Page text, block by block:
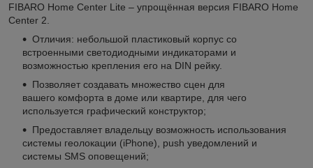
FIBARO Home Center Lite – упрощённая версия FIBARO Home
Center 2.
Отличия: небольшой пластиковый корпус со
встроенными светодиодными индикаторами и
возможностью крепления его на DIN рейку.
Позволяет создавать множество сцен для
вашего комфорта в доме или квартире, для чего
используется графический конструктор;
Предоставляет владельцу возможность использования
системы геолокации (iPhonе), push уведомлений и
системы SMS оповещений;